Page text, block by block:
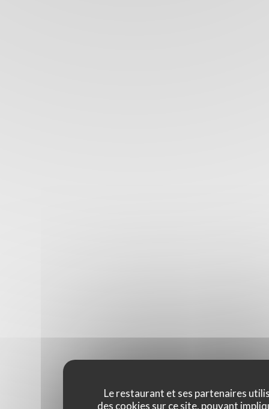
Le restaurant et ses partenaires
des cookies sur ce site, pouvant